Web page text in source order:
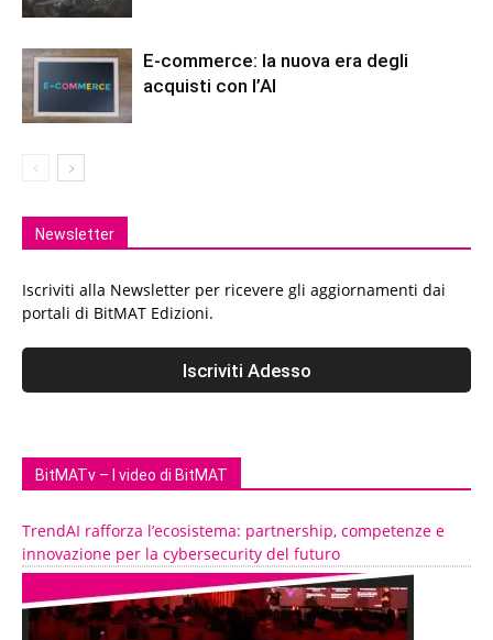
E-commerce: la nuova era degli
acquisti con l’AI
Newsletter
Iscriviti alla Newsletter per ricevere gli aggiornamenti dai
portali di BitMAT Edizioni.
BitMATv – I video di BitMAT
TrendAI rafforza l’ecosistema: partnership, competenze e
innovazione per la cybersecurity del futuro